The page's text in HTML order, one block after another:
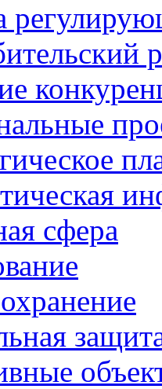
сфера